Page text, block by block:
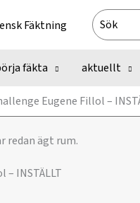
Search
for:
fäkta aktuellt
Eugene Fillol –
redan ägt rum.
– INSTÄLLT